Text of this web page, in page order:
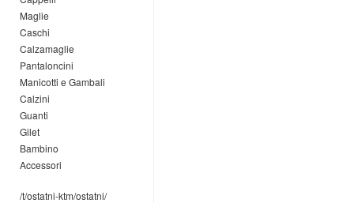
Maglie
Caschi
Calzamaglie
Pantaloncini
Manicotti e Gambali
Calzini
Guanti
Gilet
Bambino
Accessori
/t/ostatni-ktm/ostatni/